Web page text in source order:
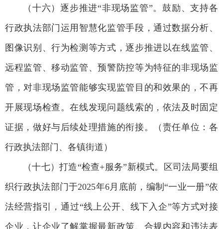
（十六）逐步推进“非现场监管”。鼓励、支持各
行政执法部门运用智慧化监管手段，通过数据分析、
图像识别、行为检测等方式，逐步推进以在线监管、
远程监管、移动监管、预警防控等为特征的非现场监
管，对非现场监管能够实现监管目的和效果的，不再
开展现场检查。在线发现问题线索的，依法及时固定
证据，做好与后续处理措施的衔接。（责任单位：各
行政执法部门、各镇街道）
（十七）打造“检查+服务”新模式。区司法局要组
织行政执法部门于2025年6月底前，编制“一业一册”依
法经营指引，通过“线上公开、线下入企”等方式对接
企业，让企业了解掌握最新政策、合规内容和违法表